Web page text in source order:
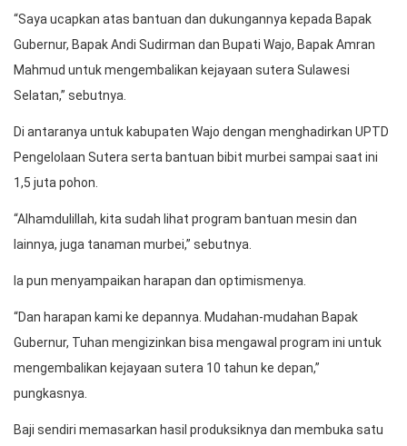
“Saya ucapkan atas bantuan dan dukungannya kepada Bapak
Gubernur, Bapak Andi Sudirman dan Bupati Wajo, Bapak Amran
Mahmud untuk mengembalikan kejayaan sutera Sulawesi
Selatan,” sebutnya.
Di antaranya untuk kabupaten Wajo dengan menghadirkan UPTD
Pengelolaan Sutera serta bantuan bibit murbei sampai saat ini
1,5 juta pohon.
“Alhamdulillah, kita sudah lihat program bantuan mesin dan
lainnya, juga tanaman murbei,” sebutnya.
Ia pun menyampaikan harapan dan optimismenya.
“Dan harapan kami ke depannya. Mudahan-mudahan Bapak
Gubernur, Tuhan mengizinkan bisa mengawal program ini untuk
mengembalikan kejayaan sutera 10 tahun ke depan,”
pungkasnya.
Baji sendiri memasarkan hasil produksiknya dan membuka satu